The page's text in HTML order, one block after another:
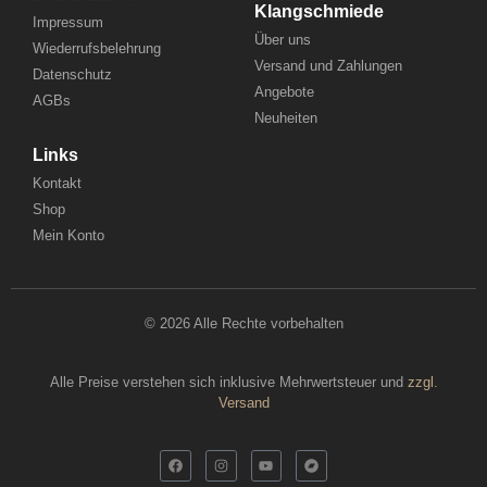
Impressum
Wiederrufsbelehrung
Datenschutz
AGBs
Klangschmiede
Über uns
Versand und Zahlungen
Angebote
Neuheiten
Links
Kontakt
Shop
Mein Konto
© 2026 Alle Rechte vorbehalten
Alle Preise verstehen sich inklusive Mehrwertsteuer und zzgl.
Versand